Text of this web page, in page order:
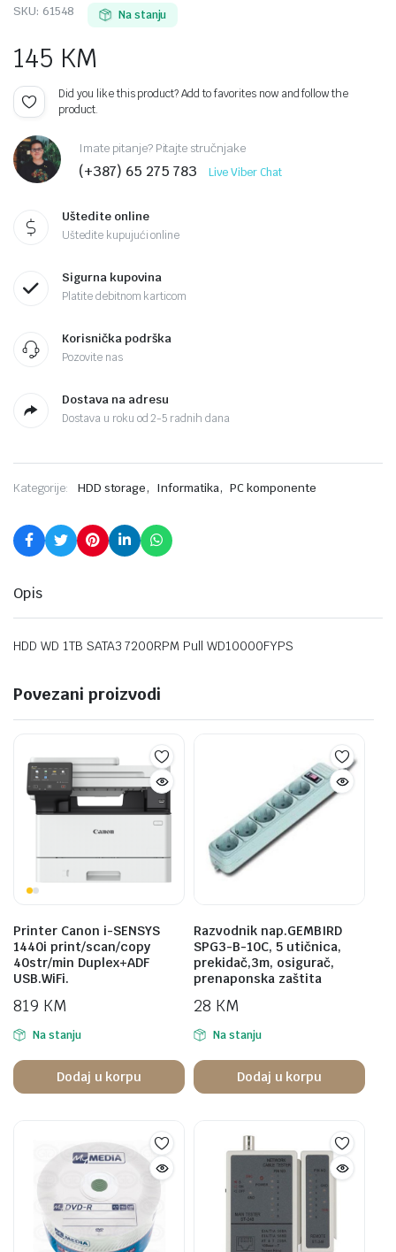
SKU: 61548 Na stanju
145 KM
Did you like this product? Add to favorites now and follow the
product.
Imate pitanje? Pitajte stručnjake
(+387) 65 275 783 Live Viber Chat
Uštedite online
Uštedite kupujući online
Sigurna kupovina
Platite debitnom karticom
Korisnička podrška
Pozovite nas
Dostava na adresu
Dostava u roku od 2-5 radnih dana
Kategorije: HDD storage, Informatika, PC komponente
Opis
HDD WD 1TB SATA3 7200RPM Pull WD10000FYPS
Povezani proizvodi
Printer Canon i-SENSYS
1440i print/scan/copy
40str/min Duplex+ADF
USB.WiFi.
819 KM
Na stanju
Dodaj u korpu
Razvodnik nap.GEMBIRD
SPG3-B-10C, 5 utičnica,
prekidač,3m, osigurač,
prenaponska zaštita
28 KM
Na stanju
Dodaj u korpu